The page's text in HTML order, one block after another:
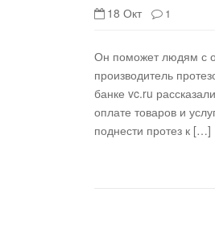
18 Окт 1
Он поможет людям с
производитель
банке vc.ru
оплате товаров и
поднести протез к […]